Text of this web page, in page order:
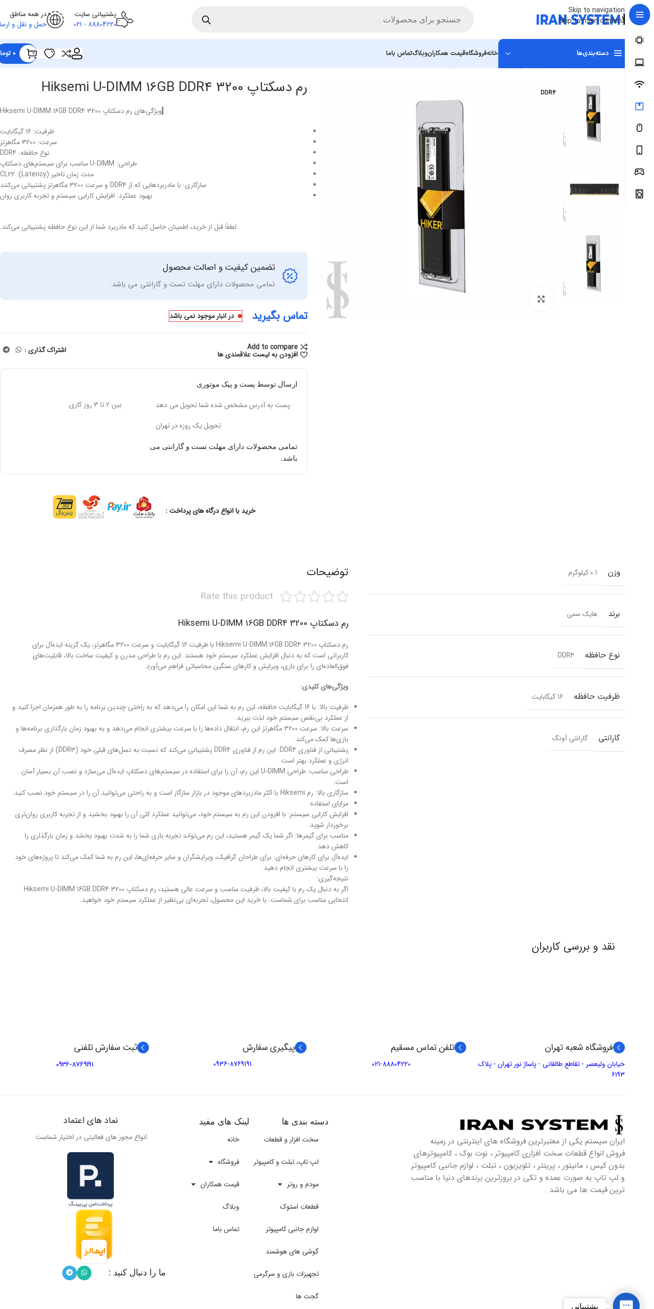
Skip to navigation
Skip to main content
پشتیبانی سایت
88804220 - 021
در همه مناطق
حمل و نقل و
دسته‌بندی‌ها خانهفروشگاهقیمت همکارانوبلاگتماس باما ۰
DDR4 رم دسکتاپ Hiksemi U-DIMM 16GB DDR4 3200
▎ویژگی‌های رم دسکتاپ Hiksemi U-DIMM 16GB DDR4 3200
ظرفیت: 16 گیگابایت
سرعت: 3200 مگاهرتز
نوع حافظه: DDR4
طراحی: U-DIMM مناسب برای سیستم‌های دسکتاپ
مدت زمان تاخیر (Latency): CL22
سازگاری: با مادربردهایی که از DDR4 و سرعت 3200 مگاهرتز پشتیبانی می‌کنند
بهبود عملکرد: افزایش کارایی سیستم و تجربه کاربری روان
لطفاً قبل از خرید، اطمینان حاصل کنید که مادربرد شما از این نوع حافظه پشتیبانی می‌کند.
تضمین کیفیت و اصالت محصول
تمامی محصولات دارای مهلت تست و گارانتی می باشد.
تماس بگیرید در انبار موجود نمی باشد
Add to compare
افزودن به لیست علاقمندی ها اشتراک گذاری :
ارسال توسط پست و پیک موتوری
پست به آدرس مشخص شده شما تحویل می دهد
تحویل یک روزه در تهران
بین 2 تا 3 روز کاری
تمامی محصولات دارای مهلت تست و گارانتی می
باشد.
خرید با انواع درگاه های پرداخت :
وزن 0.1 کیلوگرم
برند هایک سمی
نوع حافظه DDR4
ظرفیت حافظه 16 گیگابایت
گارانتی گارانتی آونگ
توضیحات
Rate this product
رم دسکتاپ Hiksemi U-DIMM 16GB DDR4 3200
رم دسکتاپ Hiksemi U-DIMM 16GB DDR4 3200 با ظرفیت 16 گیگابایت و سرعت 3200 مگاهرتز، یک گزینه ایده‌آل برای
کاربرانی است که به دنبال افزایش عملکرد سیستم خود هستند. این رم با طراحی مدرن و کیفیت ساخت بالا، قابلیت‌های
فوق‌العاده‌ای را برای بازی، ویرایش و کارهای سنگین محاسباتی فراهم می‌آورد.
ویژگی‌های کلیدی:
ظرفیت بالا: با 16 گیگابایت حافظه، این رم به شما این امکان را می‌دهد که به راحتی چندین برنامه را به طور همزمان اجرا کنید و
از عملکرد بی‌نقص سیستم خود لذت ببرید.
سرعت بالا: سرعت 3200 مگاهرتز این رم، انتقال داده‌ها را با سرعت بیشتری انجام می‌دهد و به بهبود زمان بارگذاری برنامه‌ها و
بازی‌ها کمک می‌کند.
پشتیبانی از فناوری DDR4: این رم از فناوری DDR4 پشتیبانی می‌کند که نسبت به نسل‌های قبلی خود (DDR3) از نظر مصرف
انرژی و عملکرد بهتر است.
طراحی مناسب: طراحی U-DIMM این رم، آن را برای استفاده در سیستم‌های دسکتاپ ایده‌آل می‌سازد و نصب آن بسیار آسان
است.
سازگاری بالا: رم Hiksemi با اکثر مادربردهای موجود در بازار سازگار است و به راحتی می‌توانید آن را در سیستم خود نصب کنید.
مزایای استفاده:
افزایش کارایی سیستم: با افزودن این رم به سیستم خود، می‌توانید عملکرد کلی آن را بهبود بخشید و از تجربه کاربری روان‌تری
برخوردار شوید.
مناسب برای گیمرها: اگر شما یک گیمر هستید، این رم می‌تواند تجربه بازی شما را به شدت بهبود بخشد و زمان بارگذاری را
کاهش دهد.
ایده‌آل برای کارهای حرفه‌ای: برای طراحان گرافیک، ویرایشگران و سایر حرفه‌ای‌ها، این رم به شما کمک می‌کند تا پروژه‌های خود
را با سرعت بیشتری انجام دهید.
نتیجه‌گیری:
اگر به دنبال یک رم با کیفیت بالا، ظرفیت مناسب و سرعت عالی هستید، رم دسکتاپ Hiksemi U-DIMM 16GB DDR4 3200
انتخابی مناسب برای شماست. با خرید این محصول، تجربه‌ای بی‌نظیر از عملکرد سیستم خود خواهید.
نقد و بررسی کاربران
فروشگاه شعبه تهران
خیابان ولیعصر - تقاطع طالقانی - پاساژ نور تهران - پلاک
6193
تلفن تماس مسقیم
021-88804220
پیگیری سفارش
0936-8769191
ثبت سفارش تلفنی
0936-8769191
ایران سیستم یکی از معتبرترین فروشگاه های اینترنتی در زمینه
فروش انواع قطعات سخت افزاری کامپیوتر ، نوت بوک ، کامپیوترهای
بدون کیس ، مانیتور ، پرینتر ، تلویزیون ، تبلت ، لوازم جانبی کامپیوتر
و لپ تاپ به صورت عمده و تکی در بروزترین برندهای دنیا با مناسب
ترین قیمت ها می باشد .
دسته بندی ها
سخت افزار و قطعات
لپ تاپ، تبلت و کامپیوتر
مودم و روتر
قطعات استوک
لوازم جانبی کامپیوتر
گوشی های هوشمند
تجهیزات بازی و سرگرمی
گجت ها
لینک های مفید
خانه
فروشگاه
قیمت همکاران
وبلاگ
تماس باما
نماد های اعتماد
انواع مجوز های فعالیتی در اختیار شماست
ما را دنبال کنید :
Contact پشتیبانی